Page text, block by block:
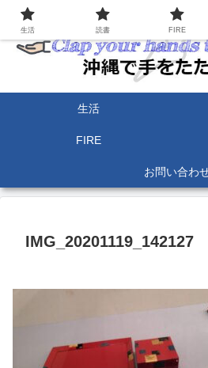
生活
FIRE
お問い合わ
IMG_20201119_142127
生活 読書 FIRE